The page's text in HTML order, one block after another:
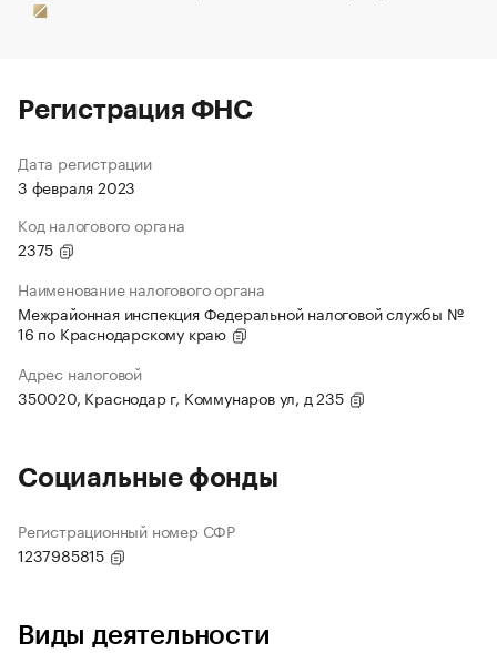
Регистрация ФНС
Дата регистрации
3 февраля 2023
Код налогового органа
2375
Наименование налогового органа
Межрайонная инспекция Федеральной налоговой службы №
16 по Краснодарскому краю
Адрес налоговой
350020, Краснодар г, Коммунаров ул, д 235
Социальные фонды
Регистрационный номер СФР
1237985815
Виды деятельности